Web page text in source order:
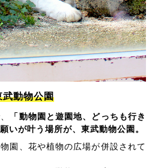
武動物公園
「動物園と遊園地、どっちも行き
いが叶う場所が、東武動物公園。
園、花や植物の広場が併設されて